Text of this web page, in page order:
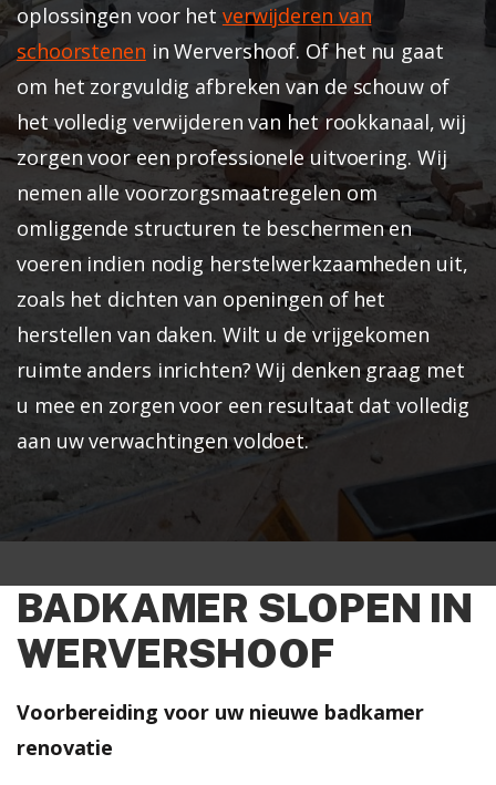
oplossingen voor het verwijderen van
schoorstenen in Wervershoof. Of het nu gaat
om het zorgvuldig afbreken van de schouw of
het volledig verwijderen van het rookkanaal, wij
zorgen voor een professionele uitvoering. Wij
nemen alle voorzorgsmaatregelen om
omliggende structuren te beschermen en
voeren indien nodig herstelwerkzaamheden uit,
zoals het dichten van openingen of het
herstellen van daken. Wilt u de vrijgekomen
ruimte anders inrichten? Wij denken graag met
u mee en zorgen voor een resultaat dat volledig
aan uw verwachtingen voldoet.
BADKAMER SLOPEN IN
WERVERSHOOF
Voorbereiding voor uw nieuwe badkamer
renovatie